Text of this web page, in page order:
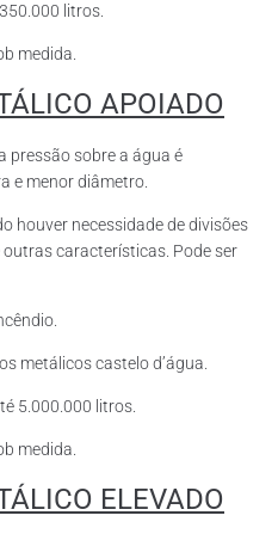
litros.
medida.
APOIADO
pressão sobre a água é
e menor diâmetro.
houver necessidade de divisões
características. Pode ser
metálicos castelo d’água.
5.000.000 litros.
medida.
ELEVADO